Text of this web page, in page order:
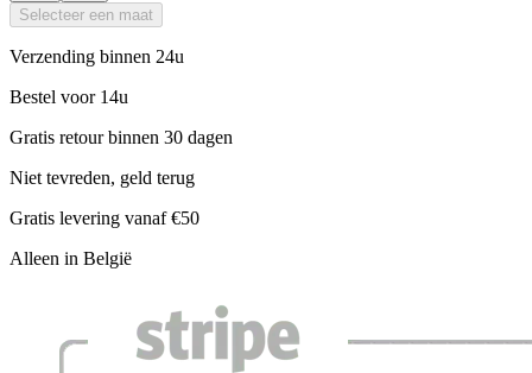
Selecteer een maat
Verzending binnen 24u
Bestel voor 14u
Gratis retour binnen 30 dagen
Niet tevreden, geld terug
Gratis levering vanaf €50
Alleen in België